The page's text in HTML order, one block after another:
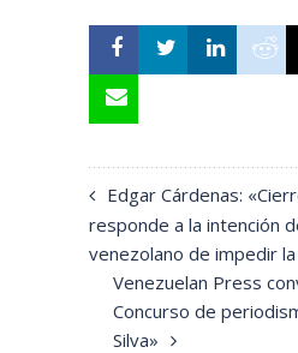
Edgar Cárdenas:
responde a la intención
venezolano de impedir
Venezuelan Press
Concurso de
Silva»